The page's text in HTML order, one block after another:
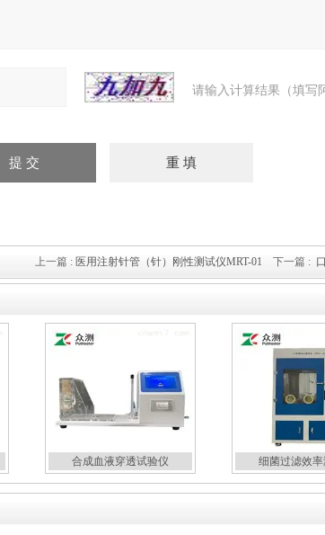
请输入计算结果（填写
上一篇 : 医用注射针管（针）刚性测试仪MRT-01 下一篇 :
合成血液穿透试验仪 细菌过滤效